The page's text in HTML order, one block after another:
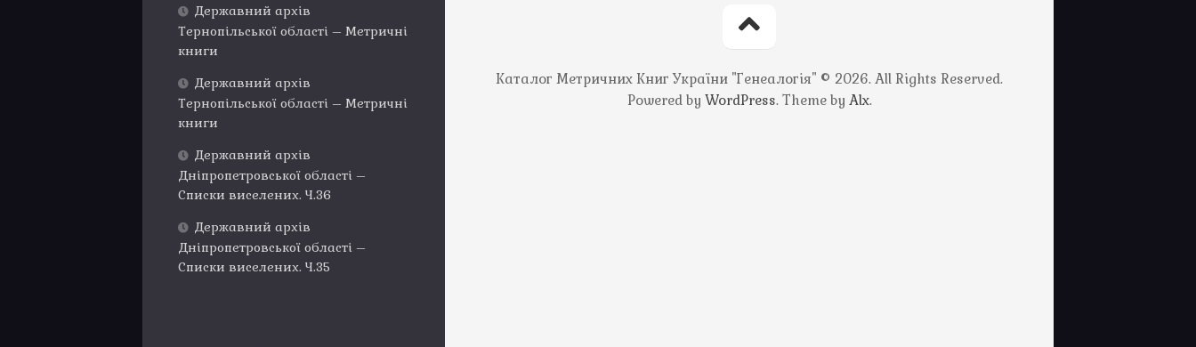
Державний архів
Тернопільської області – Метричні
книги
Державний архів
Тернопільської області – Метричні
книги
Державний архів
Дніпропетровської області –
Списки виселених. Ч.36
Державний архів
Дніпропетровської області –
Списки виселених. Ч.35
Каталог Метричних Книг України "Генеалогія" © 2026. All Rights Reserved.
Powered by WordPress. Theme by Alx.